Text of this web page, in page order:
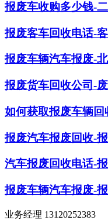
报废车收购多少钱-
报废客车回收电话-
报废车辆汽车报废-
报废货车回收公司-
如何获取报废车辆
报废汽车报废回收-
汽车报废回收电话-
报废车辆汽车报废-
业务经理 13120252383